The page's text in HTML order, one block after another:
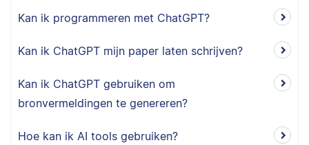
Kan ik programmeren met ChatGPT?
Kan ik ChatGPT mijn paper laten schrijven?
Kan ik ChatGPT gebruiken om
bronvermeldingen te genereren?
Hoe kan ik AI tools gebruiken?